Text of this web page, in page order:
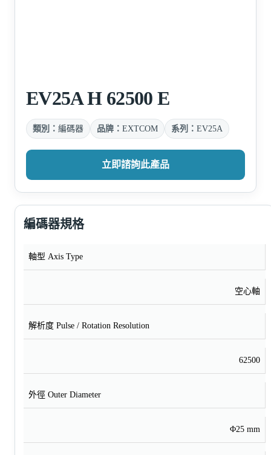
EV25A H 62500 E
類別： 編碼器 品牌： EXTCOM 系列： EV25A
立即諮詢此產品
編碼器規格
軸型 Axis Type
空心軸
解析度 Pulse / Rotation Resolution
62500
外徑 Outer Diameter
Φ25 mm